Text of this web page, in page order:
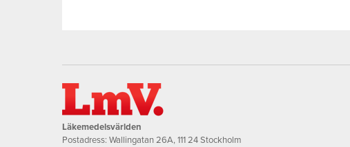
Läkemedelsvärlden
Postadress: Wallingatan 26A, 111 24 Stockholm